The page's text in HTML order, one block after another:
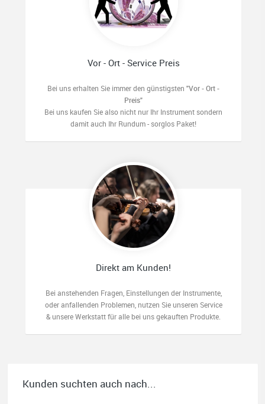
Vor - Ort - Service Preis
Bei uns erhalten Sie immer den günstigsten "Vor - Ort -
Preis"
Bei uns kaufen Sie also nicht nur Ihr Instrument sondern
damit auch Ihr Rundum - sorglos Paket!
Direkt am Kunden!
Bei anstehenden Fragen, Einstellungen der Instrumente,
oder anfallenden Problemen, nutzen Sie unseren Service
& unsere Werkstatt für alle bei uns gekauften Produkte.
Kunden suchten auch nach...